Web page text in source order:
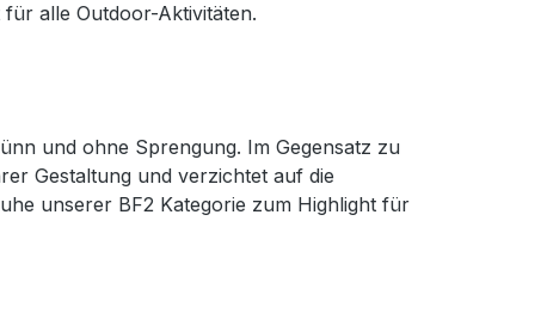
alle Outdoor-Aktivitäten.
und ohne Sprengung. Im Gegensatz zu
Gestaltung und verzichtet auf die
unserer BF2 Kategorie zum Highlight für